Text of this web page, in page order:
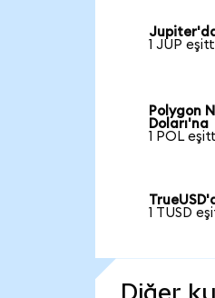
1 JUP
Polygon
Doları'na
1 POL
1 TUSD